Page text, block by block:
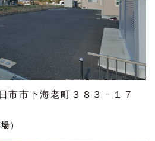
市市下海老町３８３－１７
）